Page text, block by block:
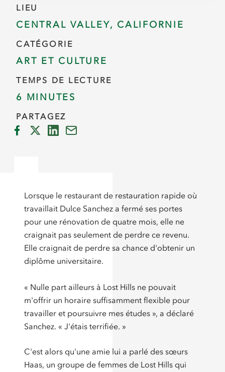
LIEU
CENTRAL VALLEY, CALIFORNIE
CATÉGORIE
ART ET CULTURE
TEMPS DE LECTURE
6 MINUTES
PARTAGEZ
Lorsque le restaurant de restauration rapide où
travaillait Dulce Sanchez a fermé ses portes
pour une rénovation de quatre mois, elle ne
craignait pas seulement de perdre ce revenu.
Elle craignait de perdre sa chance d'obtenir un
diplôme universitaire.
« Nulle part ailleurs à Lost Hills ne pouvait
m'offrir un horaire suffisamment flexible pour
travailler et poursuivre mes études », a déclaré
Sanchez. « J'étais terrifiée. »
C'est alors qu'une amie lui a parlé des sœurs
Haas, un groupe de femmes de Lost Hills qui